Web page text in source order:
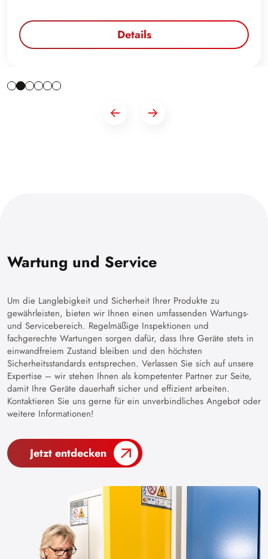
Details
Wartung und Service
Um die Langlebigkeit und Sicherheit Ihrer Produkte zu
gewährleisten, bieten wir Ihnen einen umfassenden Wartungs-
und Servicebereich. Regelmäßige Inspektionen und
fachgerechte Wartungen sorgen dafür, dass Ihre Geräte stets in
einwandfreiem Zustand bleiben und den höchsten
Sicherheitsstandards entsprechen. Verlassen Sie sich auf unsere
Expertise – wir stehen Ihnen als kompetenter Partner zur Seite,
damit Ihre Geräte dauerhaft sicher und effizient arbeiten.
Kontaktieren Sie uns gerne für ein unverbindliches Angebot oder
weitere Informationen!
Jetzt entdecken